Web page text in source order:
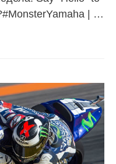
| …